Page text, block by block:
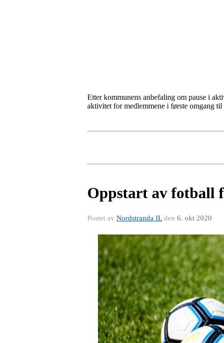
Etter kommunens anbefaling om pause i
aktivitet for medlemmene i første omgang
Oppstart av fotball
Postet av Nordstranda ILden 6. okt 2020